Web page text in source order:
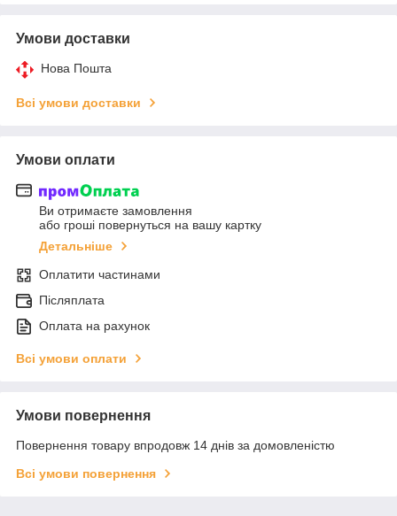
Умови доставки
Нова Пошта
Всі умови доставки
Умови оплати
Ви отримаєте замовлення
або гроші повернуться на вашу картку
Детальніше
Оплатити частинами
Післяплата
Оплата на рахунок
Всі умови оплати
Умови повернення
Повернення товару впродовж 14 днів за домовленістю
Всі умови повернення